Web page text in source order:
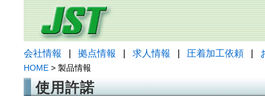
会社情報 拠点情報 求人情報 圧着加工依頼
HOME > 製品情報
使用許諾